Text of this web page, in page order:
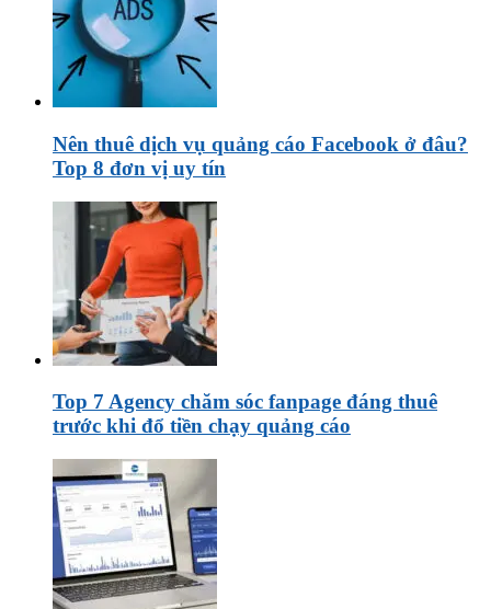
Nên thuê dịch vụ quảng cáo Facebook ở đâu?
Top 8 đơn vị uy tín
Top 7 Agency chăm sóc fanpage đáng thuê
trước khi đổ tiền chạy quảng cáo